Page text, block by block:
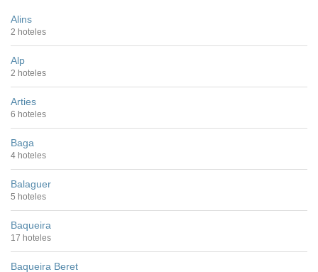
Alins
2 hoteles
Alp
2 hoteles
Arties
6 hoteles
Baga
4 hoteles
Balaguer
5 hoteles
Baqueira
17 hoteles
Baqueira Beret